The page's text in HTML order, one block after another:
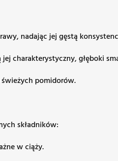
nadając jej gęstą
charakterystyczny, głęboki
pomidorów.
składników:
w ciąży.